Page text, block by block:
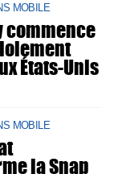
MOBILE
commence
États-Unis
MOBILE
la Snap